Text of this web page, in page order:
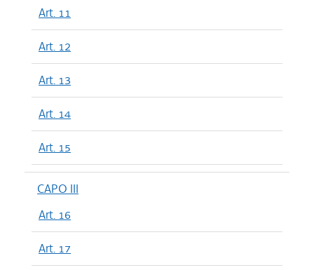
Art. 11
Art. 12
Art. 13
Art. 14
Art. 15
CAPO III
Art. 16
Art. 17